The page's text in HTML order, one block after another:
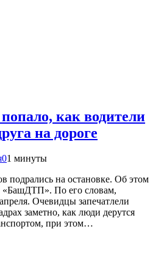
как водители
на дороге
01 минуты
подрались на остановке. Об этом
«БашДТП». По его словам,
Очевидцы запечатлели
заметно, как люди дерутся
при этом…